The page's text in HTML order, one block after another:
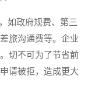
如政府规费、第三
旅沟通费等。企业
切不可为了节省前
请被拒，造成更大